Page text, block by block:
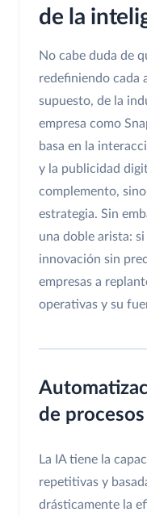
de la
No cabe duda de
redefiniendo cada
supuesto, de la
empresa como
basa en la
y la publicidad
complemento,
estrategia. Sin
una doble arista:
innovación sin
empresas a
operativas y su
de procesos
La IA tiene la
repetitivas y
drásticamente la